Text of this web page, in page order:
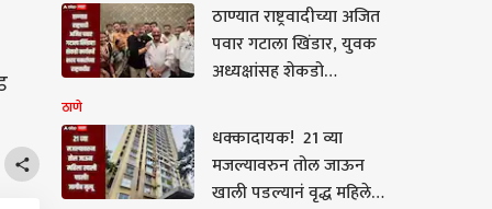
ठाण्यात राष्ट्रवादीच्या अजित
पवार गटाला खिंडार, युवक
अध्यक्षांसह शेकडो
राष्ट्रवादीत प्रवेश
ठाणे
धक्कादायक! 21 व्या
मजल्यावरुन तोल जाऊन
खाली पडल्यानं वृद्ध महिलेचा